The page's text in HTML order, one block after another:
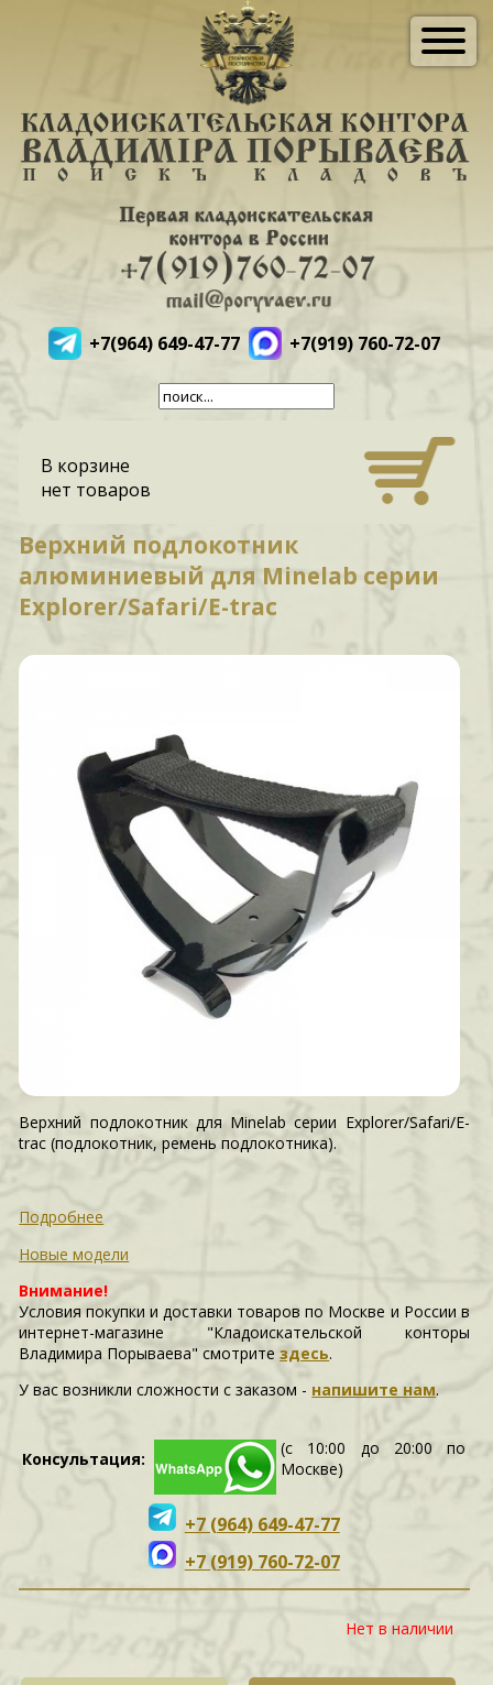
+7(964) 649-47-77 +7(919) 760-72-07
В корзине
нет товаров
Верхний подлокотник
алюминиевый для Minelab серии
Explorer/Safari/E-trac
Верхний подлокотник для Minelab серии Explorer/Safari/E-
trac (подлокотник, ремень подлокотника).
Подробнее
Новые модели
Внимание!
Условия покупки и доставки товаров по Москве и России в
интернет-магазине "Кладоискательской конторы
Владимира Порываева" смотритездесь.
У вас возникли сложности c заказом - напишите нам.
Консультация:
(с 10:00 до 20:00 по
Москве)
+7 (964) 649-47-77
+7 (919) 760-72-07
Нет в наличии